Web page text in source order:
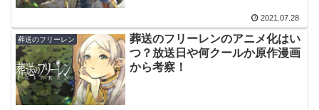
2021.07.28
葬送のフリーレン
葬送のフリーレンのアニメ化はい
つ？放送日や何クールか原作漫画
から考察！